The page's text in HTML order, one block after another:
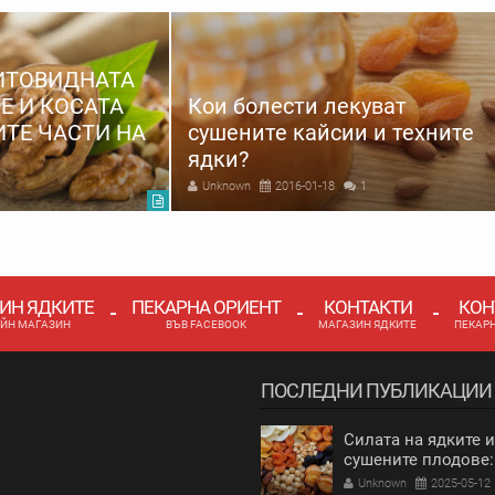
И КОСАТА
ЧАСТИ НА
Кои болести лекуват
сушените кайсии и техните
ядки?
Unknown 2016-01-18 1
ЯДКИТЕ
МАГАЗИН
ПЕКАРНА ОРИЕНТ
ВЪВ FACEBOOK
КОНТАКТИ
МАГАЗИН ЯДКИТЕ
ПОСЛЕДНИ ПУБЛИКАЦИИ
Силата на ядките и
сушените плодове:
Здравословна
Unknown 2025-05-12